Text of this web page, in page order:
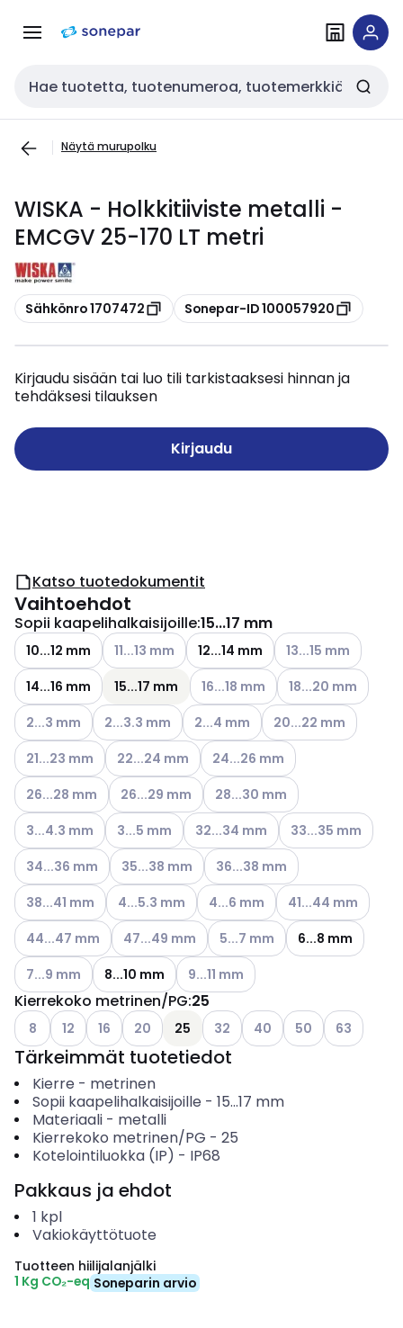
navigointiinsisältöön
Haku
Näytä murupolku
WISKA - Holkkitiiviste metalli -
EMCGV 25-170 LT metri
Kopioi
Sähkönro 1707472 Kopioi
Sonepar-ID 100057920
Kirjaudu sisään tai luo tili tarkistaaksesi hinnan ja
tehdäksesi tilauksen
Kirjaudu
Katso tuotedokumentit
Vaihtoehdot
Sopii kaapelihalkaisijoille:15...17 mm
10...12 mm Katso käytettävissä olevat vaihtoehdot
11...13 mm 12...14 mm Katso
13...15 mm
14...16 mm
15...17 mm Katso käytettävissä olevat
16...18 mm Katso
18...20 mm
Katso käytettävissä olevat vaihtoehdot
2...3 mm Katso käytettävissä olevat vaihtoehdot
2...3.3 mm Katso käytettävissä olevat
2...4 mm Katso käytettävissä
20...22 mm
Katso käytettävissä olevat vaihtoehdot
21...23 mm Katso käytettävissä olevat vaihtoehdot
22...24 mm Katso käytettävissä olevat
24...26 mm
Katso käytettävissä olevat vaihtoehdot
26...28 mm Katso käytettävissä olevat vaihtoehdot
26...29 mm Katso käytettävissä olevat
28...30 mm
Katso käytettävissä olevat vaihtoehdot
3...4.3 mm Katso käytettävissä olevat vaihtoehdot
3...5 mm Katso käytettävissä olevat
32...34 mm Katso
33...35 mm
Katso käytettävissä olevat vaihtoehdot
34...36 mm Katso käytettävissä olevat vaihtoehdot
35...38 mm Katso käytettävissä olevat
36...38 mm
Katso käytettävissä olevat vaihtoehdot
38...41 mm Katso käytettävissä olevat vaihtoehdot
4...5.3 mm Katso käytettävissä olevat
4...6 mm Katso
41...44 mm
Katso käytettävissä olevat vaihtoehdot
44...47 mm Katso käytettävissä olevat vaihtoehdot
47...49 mm Katso käytettävissä olevat
5...7 mm
6...8 mm
Katso käytettävissä olevat vaihtoehdot
7...9 mm 8...10 mm Katso käytettävissä olevat
9...11 mm
Kierrekoko metrinen/PG:25
Katso käytettävissä olevat vaihtoehdot
8 Katso käytettävissä olevat vaihtoehdot
12 Katso käytettävissä olevat vaihtoehdot
16 Katso käytettävissä olevat vaihtoehdot
20 25 Katso käytettävissä olevat
32 Katso käytettävissä
40 Katso
50 Katso
63
Tärkeimmät tuotetiedot
Kierre - metrinen
Sopii kaapelihalkaisijoille - 15...17 mm
Materiaali- metalli
Kierrekoko metrinen/PG - 25
Kotelointiluokka (IP) - IP68
Pakkaus ja ehdot
1 kpl
Vakiokäyttötuote
Tuotteen hiilijalanjälki
1 Kg CO₂-eq Soneparin arvio